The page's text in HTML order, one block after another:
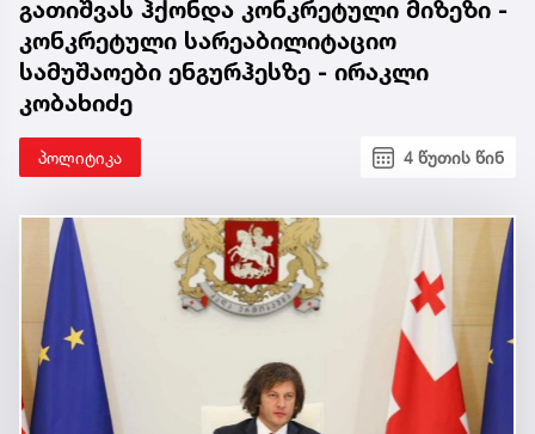
გათიშვას ჰქონდა კონკრეტული მიზეზი -
კონკრეტული სარეაბილიტაციო
სამუშაოები ენგურჰესზე - ირაკლი
კობახიძე
პოლიტიკა 4 წუთის წინ